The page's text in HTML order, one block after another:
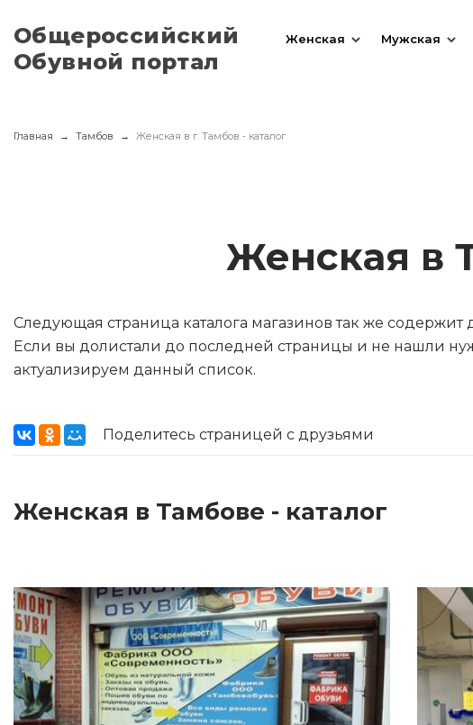
Общероссийский
Обувной портал
Женская Мужская
Главная Тамбов Женская в г. Тамбов - каталог
Женская в
Следующая страница каталога магазинов так же
Если вы долистали до последней страницы и не нашли
актуализируем данный список.
Поделитесь страницей с друзьями
Женская в Тамбове - каталог